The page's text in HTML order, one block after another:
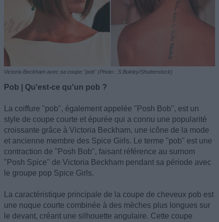
Victoria Beckham avec sa coupe "pob" (Photo : S.Bukley/Shutterstock)
Pob | Qu'est-ce qu'un pob ?
La coiffure "pob", également appelée "Posh Bob", est un
style de coupe courte et épurée qui a connu une popularité
croissante grâce à Victoria Beckham, une icône de la mode
et ancienne membre des Spice Girls. Le terme "pob" est une
contraction de "Posh Bob", faisant référence au surnom
"Posh Spice" de Victoria Beckham pendant sa période avec
le groupe pop Spice Girls.
La caractéristique principale de la coupe de cheveux pob est
une nuque courte combinée à des mèches plus longues sur
le devant, créant une silhouette angulaire. Cette coupe